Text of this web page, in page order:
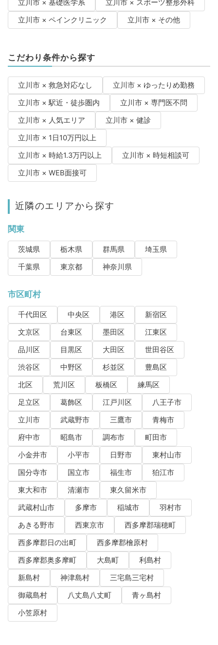
立川市 × 基礎医学系
立川市 × スポーツ整形外科
立川市 × ペインクリニック
立川市 × その他
こだわり条件から探す
立川市 × 救急対応なし
立川市 × ゆったりめ勤務
立川市 × 駅近・徒歩圏内
立川市 × 専門医不問
立川市 × 人気エリア
立川市 × 健診
立川市 × 1日10万円以上
立川市 × 時給1.3万円以上
立川市 × 時短相談可
立川市 × WEB面接可
近隣のエリアから探す
関東
茨城県 栃木県 群馬県
埼玉県
千葉県
東京都 神奈川県
市区町村
千代田区 中央区 港区
新宿区
文京区
台東区 墨田区
江東区
品川区
目黒区 大田区
世田谷区
渋谷区
中野区 杉並区
豊島区
北区
荒川区 板橋区
練馬区
足立区
葛飾区 江戸川区
八王子市
立川市
武蔵野市 三鷹市
青梅市
府中市
昭島市 調布市
町田市
小金井市
小平市 日野市
東村山市
国分寺市
国立市 福生市
狛江市
東大和市
清瀬市
東久留米市
武蔵村山市
多摩市 稲城市
羽村市
あきる野市
西東京市
西多摩郡瑞穂町
西多摩郡日の出町
西多摩郡檜原村
西多摩郡奥多摩町
大島町
利島村
新島村
神津島村
三宅島三宅村
御蔵島村
八丈島八丈町
青ヶ島村
小笠原村